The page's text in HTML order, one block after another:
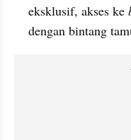
eksklusif, akses ke
dengan bintang